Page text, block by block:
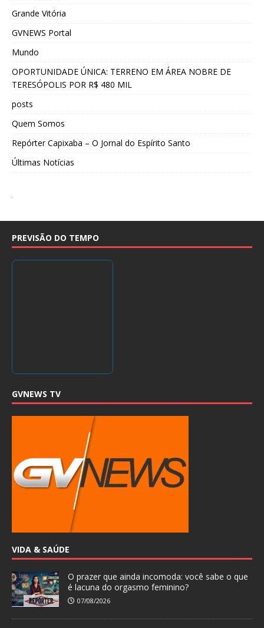
Grande Vitória
GVNEWS Portal
Mundo
OPORTUNIDADE ÚNICA: TERRENO EM ÁREA NOBRE DE
TERESÓPOLIS POR R$ 480 MIL
posts
Quem Somos
Repórter Capixaba – O Jornal do Espírito Santo
Últimas Notícias
PREVISÃO DO TEMPO
GVNEWS TV
VIDA & SAÚDE
O prazer que ainda incomoda: você sabe o que
é lacuna do orgasmo feminino?
07/08/2026